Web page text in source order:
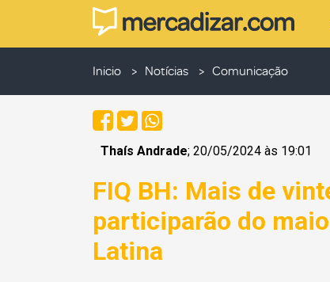
Inicio Notícias Comunicação
Thaís Andrade; 20/05/2024 às 19:01
FIQ BH: Mais de
participarão do
Latina